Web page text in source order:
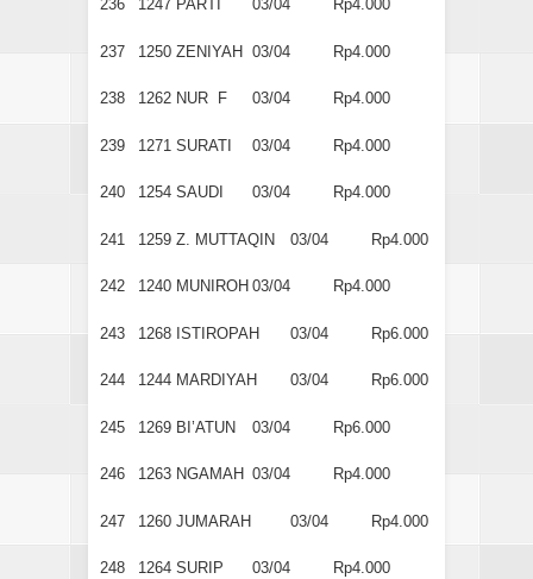
236 1247 PARTI 03/04 Rp4.000
237 1250 ZENIYAH 03/04 Rp4.000
238 1262 NUR F 03/04 Rp4.000
239 1271 SURATI 03/04 Rp4.000
240 1254 SAUDI 03/04 Rp4.000
241 1259 Z. MUTTAQIN 03/04 Rp4.000
242 1240 MUNIROH 03/04 Rp4.000
243 1268 ISTIROPAH 03/04 Rp6.000
244 1244 MARDIYAH 03/04 Rp6.000
245 1269 BI’ATUN 03/04 Rp6.000
246 1263 NGAMAH 03/04 Rp4.000
247 1260 JUMARAH 03/04 Rp4.000
248 1264 SURIP 03/04 Rp4.000